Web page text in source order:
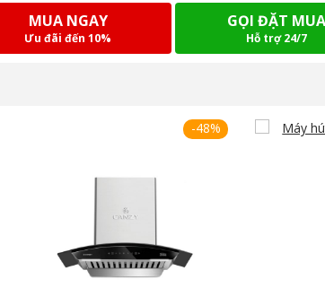
MUA NGAY
Ưu đãi đến 10%
GỌI ĐẶT
Hỗ trợ 24/7
-48%